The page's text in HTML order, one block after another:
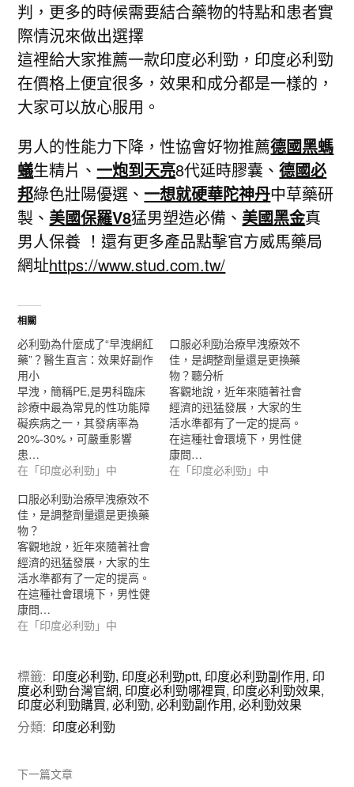
判，更多的時候需要結合藥物的特點和患者實
際情況來做出選擇
這裡給大家推薦一款印度必利勁，印度必利勁
在價格上便宜很多，效果和成分都是一樣的，
大家可以放心服用。
男人的性能力下降，性協會好物推薦德國黑螞
蟻生精片、一炮到天亮8代延時膠囊、德國必
邦綠色壯陽優選、一想就硬華陀神丹中草藥研
製、美國保羅V8猛男塑造必備、美國黑金真
男人保養 ！還有更多產品點擊官方威馬藥局
網址https://www.stud.com.tw/
相關
必利勁為什麼成了“早洩網紅
藥”？醫生直言：效果好副作
用小
早洩，簡稱PE,是男科臨床
診療中最為常見的性功能障
礙疾病之一，其發病率為
20%-30%，可嚴重影響
患…
在「印度必利勁」中
口服必利勁治療早洩療效不
佳，是調整劑量還是更換藥
物？聽分析
客觀地說，近年來隨著社會
經濟的迅猛發展，大家的生
活水準都有了一定的提高。
在這種社會環境下，男性健
康問…
在「印度必利勁」中
口服必利勁治療早洩療效不
佳，是調整劑量還是更換藥
物？
客觀地說，近年來隨著社會
經濟的迅猛發展，大家的生
活水準都有了一定的提高。
在這種社會環境下，男性健
康問…
在「印度必利勁」中
標籤: 印度必利勁, 印度必利勁ptt, 印度必利勁副作用, 印
度必利勁台灣官網, 印度必利勁哪裡買, 印度必利勁效果,
印度必利勁購買,必利勁,必利勁副作用,必利勁效果
分類: 印度必利勁
下一篇文章